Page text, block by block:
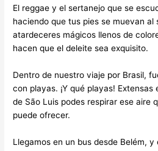
El reggae y el sertanejo que se
haciendo que tus pies se muevan al
atardeceres mágicos llenos de
hacen que el deleite sea exquisito.
Dentro de nuestro viaje por Brasil,
con playas. ¡Y qué playas!
de São Luis podes respirar ese aire
puede ofrecer.
Llegamos en un bus desde Belém,